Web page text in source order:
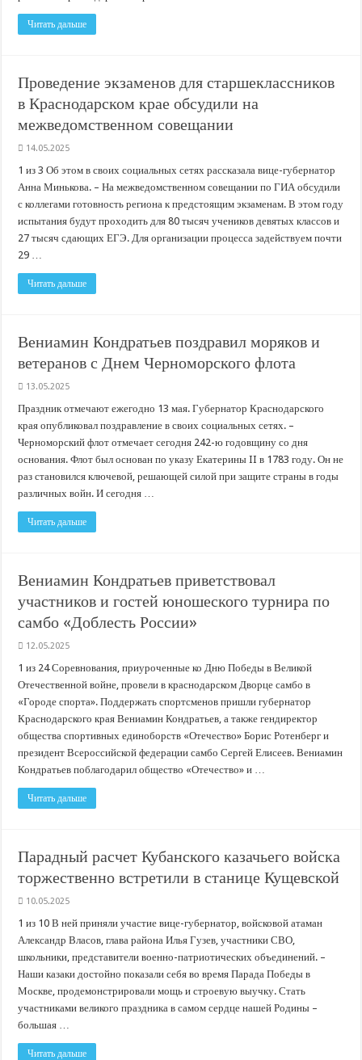
Читать дальше
Проведение экзаменов для старшеклассников
в Краснодарском крае обсудили на
межведомственном совещании
14.05.2025
1 из 3 Об этом в своих социальных сетях рассказала вице-губернатор
Анна Минькова. – На межведомственном совещании по ГИА обсудили
с коллегами готовность региона к предстоящим экзаменам. В этом году
испытания будут проходить для 80 тысяч учеников девятых классов и
27 тысяч сдающих ЕГЭ. Для организации процесса задействуем почти
29 …
Читать дальше
Вениамин Кондратьев поздравил моряков и
ветеранов с Днем Черноморского флота
13.05.2025
Праздник отмечают ежегодно 13 мая. Губернатор Краснодарского
края опубликовал поздравление в своих социальных сетях. –
Черноморский флот отмечает сегодня 242-ю годовщину со дня
основания. Флот был основан по указу Екатерины II в 1783 году. Он не
раз становился ключевой, решающей силой при защите страны в годы
различных войн. И сегодня …
Читать дальше
Вениамин Кондратьев приветствовал
участников и гостей юношеского турнира по
самбо «Доблесть России»
12.05.2025
1 из 24 Соревнования, приуроченные ко Дню Победы в Великой
Отечественной войне, провели в краснодарском Дворце самбо в
«Городе спорта». Поддержать спортсменов пришли губернатор
Краснодарского края Вениамин Кондратьев, а также гендиректор
общества спортивных единоборств «Отечество» Борис Ротенберг и
президент Всероссийской федерации самбо Сергей Елисеев. Вениамин
Кондратьев поблагодарил общество «Отечество» и …
Читать дальше
Парадный расчет Кубанского казачьего войска
торжественно встретили в станице Кущевской
10.05.2025
1 из 10 В ней приняли участие вице-губернатор, войсковой атаман
Александр Власов, глава района Илья Гузев, участники СВО,
школьники, представители военно-патриотических объединений. –
Наши казаки достойно показали себя во время Парада Победы в
Москве, продемонстрировали мощь и строевую выучку. Стать
участниками великого праздника в самом сердце нашей Родины –
большая …
Читать дальше